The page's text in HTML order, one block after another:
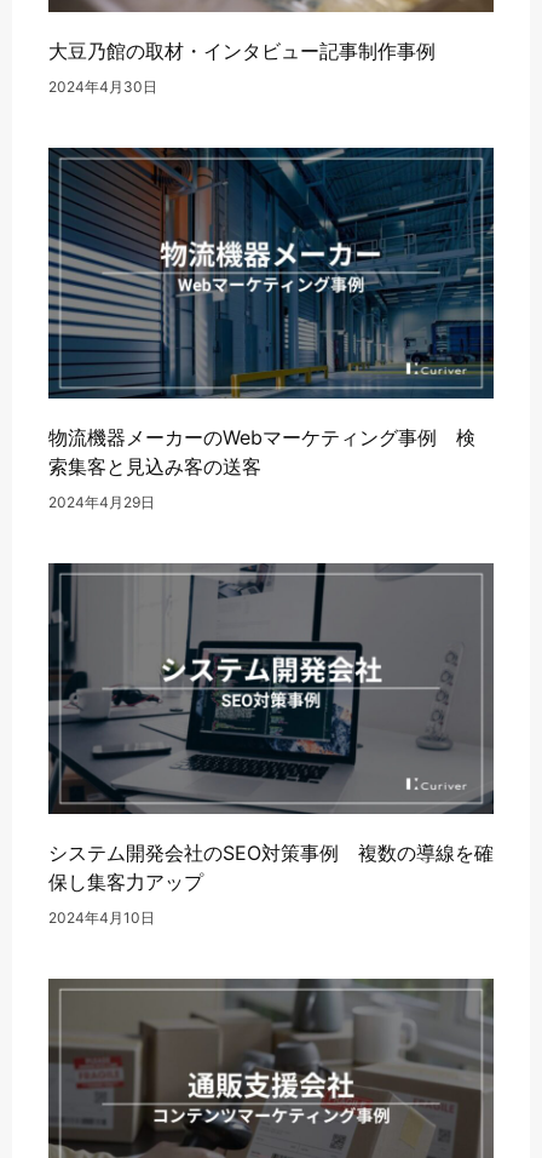
大豆乃館の取材・インタビュー記事制作事例
2024年4月30日
物流機器メーカーのWebマーケティング事例 検
索集客と見込み客の送客
2024年4月29日
システム開発会社のSEO対策事例 複数の導線を確
保し集客力アップ
2024年4月10日